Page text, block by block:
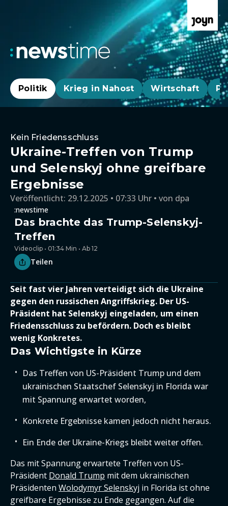
Politik Krieg in Nahost Wirtschaft
Kein Friedensschluss
Ukraine-Treffen von Trump
und Selenskyj ohne greifbare
Ergebnisse
Veröffentlicht: 29.12.2025 • 07:33 Uhr von dpa
:newstime
Das brachte das Trump-Selenskyj-
Treffen
Videoclip • 01:34 Min • Ab 12
Teilen
Seit fast vier Jahren verteidigt sich die Ukraine
gegen den russischen Angriffskrieg. Der US-
Präsident hat Selenskyj eingeladen, um einen
Friedensschluss zu befördern. Doch es bleibt
wenig Konkretes.
Das Wichtigste in Kürze
Das Treffen von US-Präsident Trump und dem
ukrainischen Staatschef Selenskyj in Florida war
mit Spannung erwartet worden,
Konkrete Ergebnisse kamen jedoch nicht heraus.
Ein Ende der Ukraine-Kriegs bleibt weiter offen.
Das mit Spannung erwartete Treffen von US-
Präsident Donald Trump mit dem ukrainischen
Präsidenten Wolodymyr Selenskyj in Florida ist ohne
greifbare Ergebnisse zu Ende gegangen. Auf die